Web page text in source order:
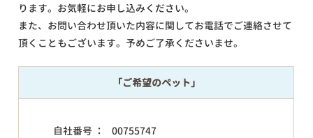
ります。お気軽にお申し込みください。
また、お問い合わせ頂いた内容に関してお電話でご連絡させて
頂くこともございます。予めご了承くださいませ。
「ご希望のペット」
自社番号 ：
00755747